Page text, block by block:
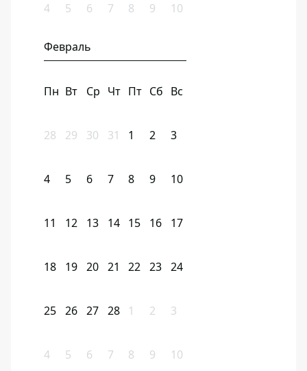
4 5 6 7 8 9 10
Февраль
Пн Вт Ср Чт Пт Сб Вс
28 29 30 31 1 2 3
4 5 6 7 8 9 10
11 12 13 14 15 16 17
18 19 20 21 22 23 24
25 26 27 28 1 2 3
4 5 6 7 8 9 10